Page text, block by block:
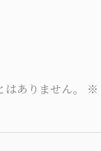
ありません。 ※